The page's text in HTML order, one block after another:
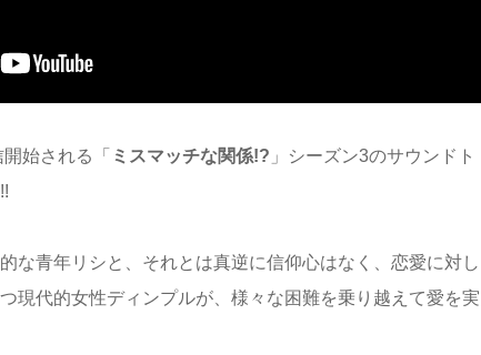
始される「 ミスマッチな関係!? 」シーズン3のサウンドト
な青年リシと、それとは真逆に信仰心はなく、恋愛に対し
現代的女性ディンプルが、様々な困難を乗り越えて愛を実